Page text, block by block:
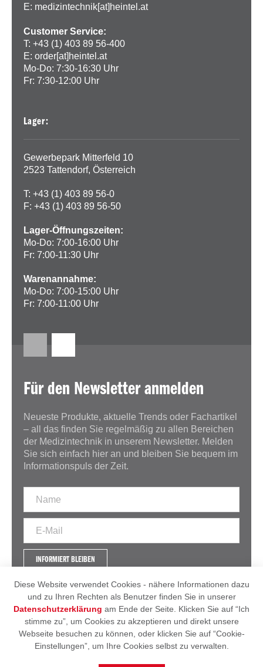
E: medizintechnik[at]heintel.at
Customer Service:
T: +43 (1) 403 89 56-400
E: order[at]heintel.at
Mo-Do: 7:30-16:30 Uhr
Fr: 7:30-12:00 Uhr
Lager:
Gewerbepark Mitterfeld 10
2523 Tattendorf, Österreich
T: +43 (1) 403 89 56-0
F: +43 (1) 403 89 56-50
Lager-Öffnungszeiten:
Mo-Do: 7:00-16:00 Uhr
Fr: 7:00-11:30 Uhr
Warenannahme:
Mo-Do: 7:00-15:00 Uhr
Fr: 7:00-11:00 Uhr
Für den Newsletter anmelden
Neueste Produkte, aktuelle Trends oder Fachartikel
– all das finden Sie regelmäßig zu allen Bereichen
der Medizintechnik in unserem Newsletter. Melden
Sie sich einfach hier an und bleiben Sie bequem im
Informationspuls der Zeit.
INFORMIERT BLEIBEN
IMPRESSUM
AGB
DATENSCHUTZERKLÄRUNG
Diese Website verwendet Cookies - nähere Informationen dazu
und zu Ihren Rechten als Benutzer finden Sie in unserer
Datenschutzerklärung am Ende der Seite. Klicken Sie auf “Ich
stimme zu”, um Cookies zu akzeptieren und direkt unsere
Webseite besuchen zu können, oder klicken Sie auf “Cookie-
Einstellungen”, um Ihre Cookies selbst zu verwalten.